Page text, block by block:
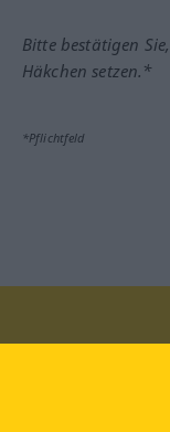
Bitte bestätigen
Häkchen setzen.*
*Pflichtfeld